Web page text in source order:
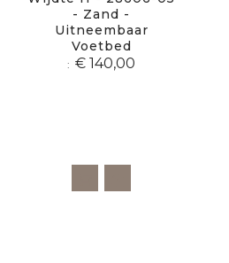
- Zand -
Uitneembaar
Voetbed
€ 140,00